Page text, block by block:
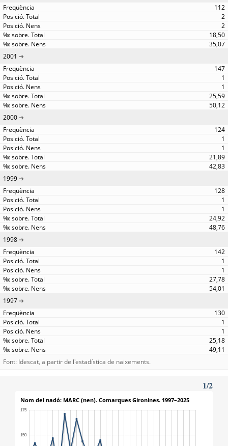
112
2
2
18,50
35,07
2001
147
1
1
25,59
50,12
2000
124
1
1
21,89
42,83
1999
128
1
1
24,92
48,76
1998
142
1
1
27,78
54,01
1997
130
1
1
25,18
49,11
Font: Idescat, a partir de l'estadística de naixements.